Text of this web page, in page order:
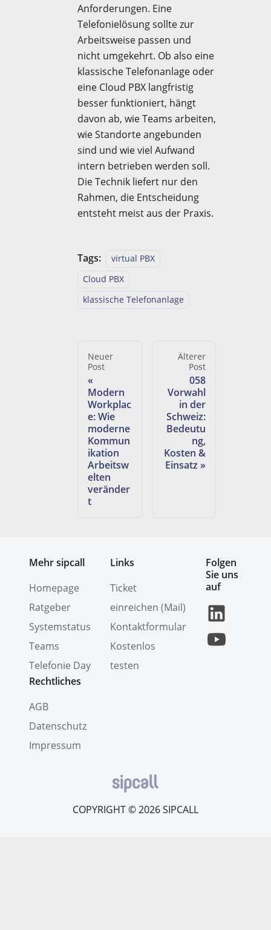
Anforderungen. Eine
Telefonielösung sollte zur
Arbeitsweise passen und
nicht umgekehrt. Ob also eine
klassische Telefonanlage oder
eine Cloud PBX langfristig
besser funktioniert, hängt
davon ab, wie Teams arbeiten,
wie Standorte angebunden
sind und wie viel Aufwand
intern betrieben werden soll.
Die Technik liefert nur den
Rahmen, die Entscheidung
entsteht meist aus der Praxis.
Tags:
virtual PBX
Cloud PBX
klassische Telefonanlage
Neuer
Post
Modern
Workplac
e: Wie
moderne
Kommun
ikation
Arbeitsw
elten
veränder
t
Älterer
Post
058
Vorwahl
in der
Schweiz:
Bedeutu
ng,
Kosten &
Einsatz
Mehr sipcall
Homepage
Ratgeber
Systemstatus
Teams
Telefonie Day
Links
Ticket
einreichen (Mail)
Kontaktformular
Kostenlos
testen
Folgen
Sie uns
auf
Rechtliches
AGB
Datenschutz
Impressum
COPYRIGHT © 2026 SIPCALL